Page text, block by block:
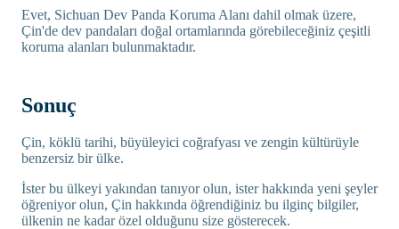
Evet, Sichuan Dev Panda Koruma Alanı dahil olmak üzere,
Çin'de dev pandaları doğal ortamlarında görebileceğiniz çeşitli
koruma alanları bulunmaktadır.
Sonuç
Çin, köklü tarihi, büyüleyici coğrafyası ve zengin kültürüyle
benzersiz bir ülke.
İster bu ülkeyi yakından tanıyor olun, ister hakkında yeni şeyler
öğreniyor olun, Çin hakkında öğrendiğiniz bu ilginç bilgiler,
ülkenin ne kadar özel olduğunu size gösterecek.